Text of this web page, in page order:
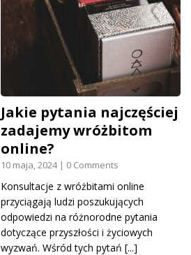
Jakie pytania najczęściej
zadajemy wróżbitom
online?
10 maja, 2024 | 0 Comments
Konsultacje z wróżbitami online
przyciągają ludzi poszukujących
odpowiedzi na różnorodne pytania
dotyczące przyszłości i życiowych
wyzwań. Wśród tych pytań [...]